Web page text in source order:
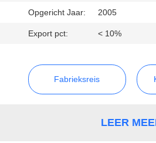
VRAAG
OFFERTE
COMPRESSOR
Opgericht Jaar: 2005
Export pct: < 10%
Fabrieksreis
LEER